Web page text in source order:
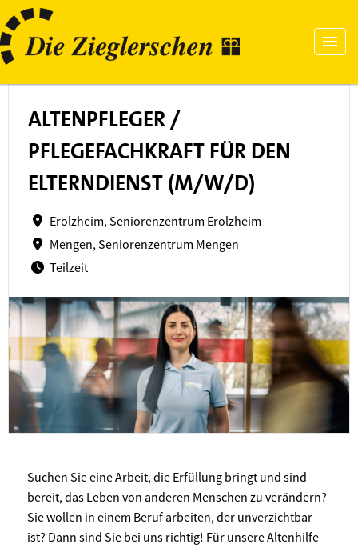
ALTENPFLEGER /
PFLEGEFACHKRAFT FÜR DEN
ELTERNDIENST (M/W/D)
Erolzheim, Seniorenzentrum Erolzheim
Mengen, Seniorenzentrum Mengen
Teilzeit
Suchen Sie eine Arbeit, die Erfüllung bringt und sind
bereit, das Leben von anderen Menschen zu verändern?
Sie wollen in einem Beruf arbeiten, der unverzichtbar
ist? Dann sind Sie bei uns richtig! Für unsere Altenhilfe